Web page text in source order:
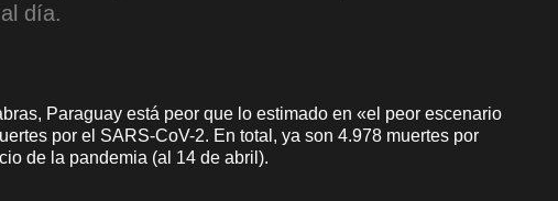
día.
Paraguay está peor que lo estimado en «el peor escenario
por el SARS-CoV-2. En total, ya son 4.978 muertes por
de la pandemia (al 14 de abril).